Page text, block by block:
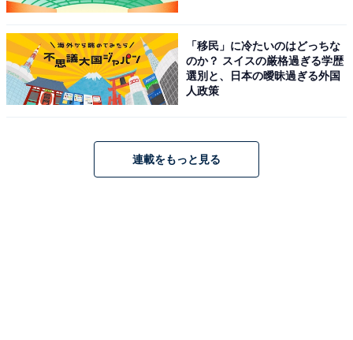
「移民」に冷たいのはどっちな
のか？ スイスの厳格過ぎる学歴
選別と、日本の曖昧過ぎる外国
人政策
連載をもっと見る